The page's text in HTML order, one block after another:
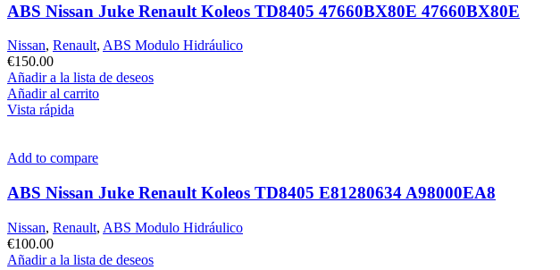
ABS Nissan Juke Renault Koleos TD8405 47660BX80E 47660BX80E
Nissan, Renault, ABS Modulo Hidráulico
€150.00
Añadir a la lista de deseos
Añadir al carrito
Vista rápida
Add to compare
ABS Nissan Juke Renault Koleos TD8405 E81280634 A98000EA8
Nissan, Renault, ABS Modulo Hidráulico
€100.00
Añadir a la lista de deseos